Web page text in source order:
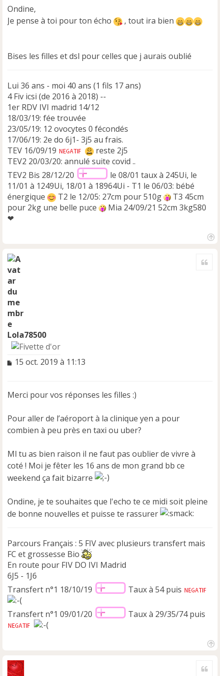
Ondine,
Je pense à toi pour ton écho
, tout ira bien
Bises les filles et dsl pour celles que j aurais oublié
Lui 36 ans - moi 40 ans (1 fils 17 ans)
4 Fiv icsi (de 2016 à 2018) --
1er RDV IVI madrid 14/12
18/03/19: fée trouvée
23/05/19: 12 ovocytes 0 fécondés
17/06/19: 2e do 6j1- 3j5 au frais.
TEV 16/09/19
reste 2j5
TEV2 20/03/20: annulé suite covid ..
TEV2 Bis 28/12/20
le 08/01 taux à 245Ui, le
11/01 à 1249Ui, 18/01 à 18964Ui - T1 le 06/03: bébé
énergique
T2 le 12/05: 27cm pour 510g
T3 45cm
pour 2kg une belle puce
Mia 24/09/21 52cm 3kg580
❤
Lola78500
M
s
a
e
n
o
l
u
15 oct. 2019 à 11:13
Merci pour vos réponses les filles :)
Pour aller de l’aéroport à la clinique yen a pour
combien à peu près en taxi ou uber?
Ml tu as bien raison il ne faut pas oublier de vivre à
coté ! Moi je fêter les 16 ans de mon grand bb ce
weekend ça fait bizarre
Ondine, je te souhaites que l'echo te ce midi soit pleine
de bonne nouvelles et puisse te rassurer
Parcours Français : 5 FIV avec plusieurs transfert mais
FC et grossesse Bio
En route pour FIV DO IVI Madrid
6J5 - 1J6
Transfert n°1 18/10/19
Taux à 54 puis
Transfert n°1 09/01/20 Taux à 29/35/74 puis